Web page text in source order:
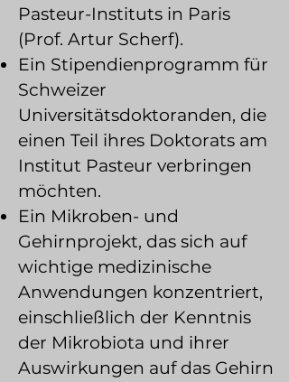
Pasteur-Instituts in Paris
(Prof. Artur Scherf).
Ein Stipendienprogramm für
Schweizer
Universitätsdoktoranden, die
einen Teil ihres Doktorats am
Institut Pasteur verbringen
möchten.
Ein Mikroben- und
Gehirnprojekt, das sich auf
wichtige medizinische
Anwendungen konzentriert,
einschließlich der Kenntnis
der Mikrobiota und ihrer
Auswirkungen auf das Gehirn